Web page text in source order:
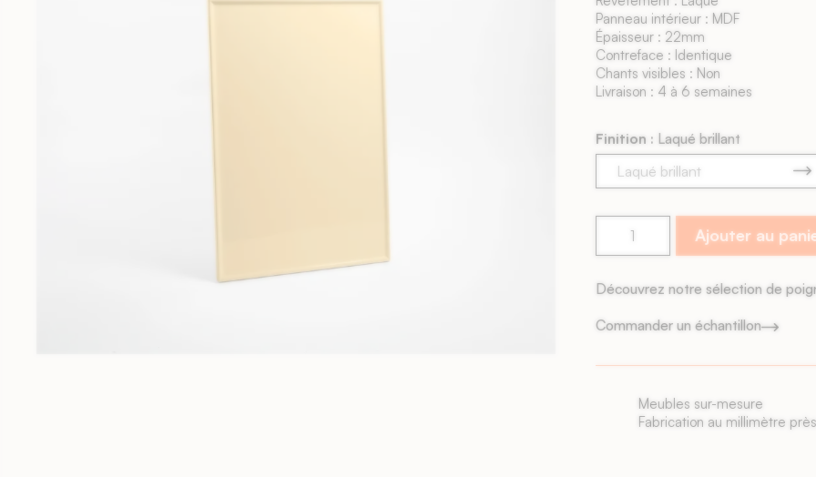
Panneau intérieur : MDF
Épaisseur : 22mm
Contreface : Identique
Chants visibles : Non
Livraison : 4 à 6 semaines
Finition : Laqué brillant
Ajouter au
Découvrez notre sélection de
Commander un échantillon
Livraison rapide
Façades livrées sous 6